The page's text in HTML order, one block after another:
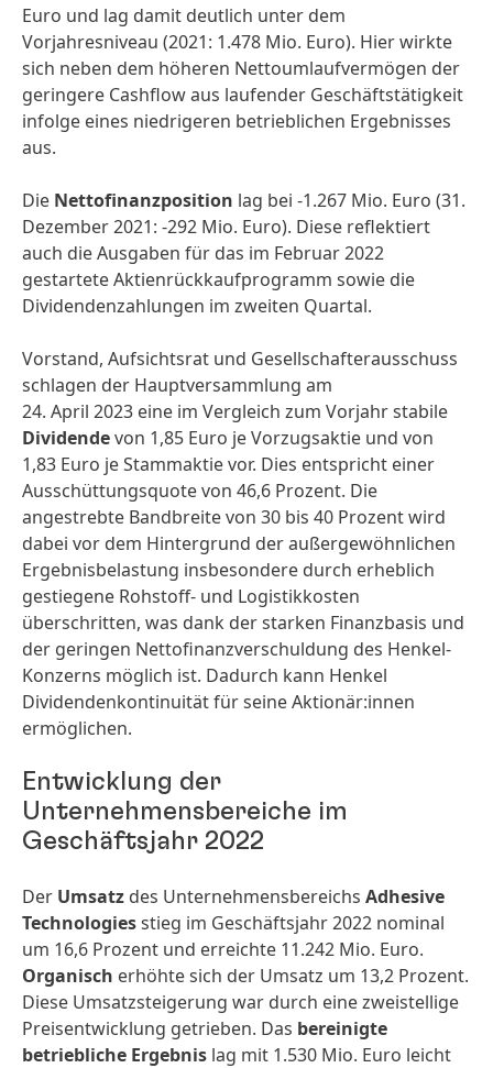
Euro und lag damit deutlich unter dem
Vorjahresniveau (2021: 1.478 Mio. Euro). Hier wirkte
sich neben dem höheren Nettoumlaufvermögen der
geringere Cashflow aus laufender Geschäftstätigkeit
infolge eines niedrigeren betrieblichen Ergebnisses
aus.
Die Nettofinanzposition lag bei -1.267 Mio. Euro (31.
Dezember 2021: -292 Mio. Euro). Diese reflektiert
auch die Ausgaben für das im Februar 2022
gestartete Aktienrückkaufprogramm sowie die
Dividendenzahlungen im zweiten Quartal.
Vorstand, Aufsichtsrat und Gesellschafterausschuss
schlagen der Hauptversammlung am
24. April 2023 eine im Vergleich zum Vorjahr stabile
Dividendevon 1,85 Euro je Vorzugsaktie und von
1,83 Euro je Stammaktie vor. Dies entspricht einer
Ausschüttungsquote von 46,6 Prozent. Die
angestrebte Bandbreite von 30 bis 40 Prozent wird
dabei vor dem Hintergrund der außergewöhnlichen
Ergebnisbelastung insbesondere durch erheblich
gestiegene Rohstoff- und Logistikkosten
überschritten, was dank der starken Finanzbasis und
der geringen Nettofinanzverschuldung des Henkel-
Konzerns möglich ist. Dadurch kann Henkel
Dividendenkontinuität für seine Aktionär:innen
ermöglichen.
Entwicklung der
Unternehmensbereiche im
Geschäftsjahr 2022
Der Umsatz des Unternehmensbereichs Adhesive
Technologiesstieg im Geschäftsjahr 2022 nominal
um 16,6 Prozent und erreichte 11.242 Mio. Euro.
Organisch erhöhte sich der Umsatz um 13,2 Prozent.
Diese Umsatzsteigerung war durch eine zweistellige
Preisentwicklung getrieben. Das bereinigte
betriebliche Ergebnis lag mit 1.530 Mio. Euro leicht